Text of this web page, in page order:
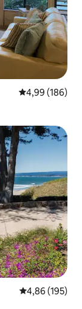
4,99 (186)
4,86 (195)